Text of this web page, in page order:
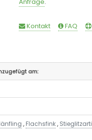
Kontakt FAQ
am:
, Flachsfink,